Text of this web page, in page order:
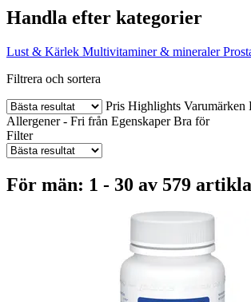
Handla efter kategorier
Lust & Kärlek Multivitaminer & mineraler
Filtrera och sortera
Pris Highlights Varumärken
Allergener - Fri från Egenskaper Bra för
Filter
För män: 1 - 30 av 579